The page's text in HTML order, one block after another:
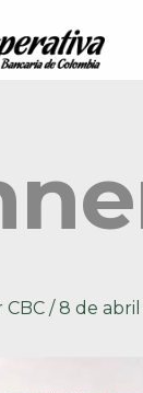
CBC / 8 de